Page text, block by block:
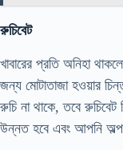
রুচিবেট
খাবারের প্রতি অনিহা
জন্য মোটাতাজা হওয়ার
রুচি না থাকে, তবে
উন্নত হবে এবং আপনি অল্প